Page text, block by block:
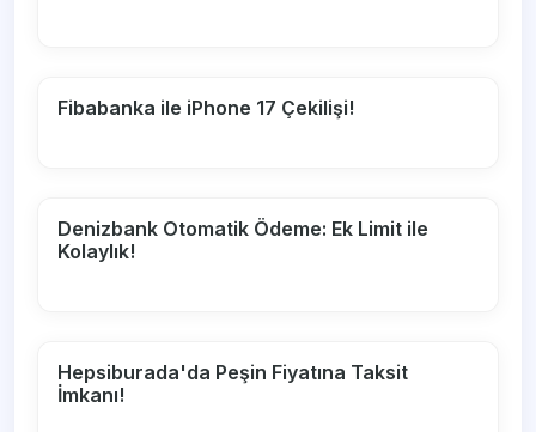
Fibabanka ile iPhone 17 Çekilişi!
Denizbank Otomatik Ödeme: Ek Limit ile
Kolaylık!
Hepsiburada'da Peşin Fiyatına Taksit
İmkanı!